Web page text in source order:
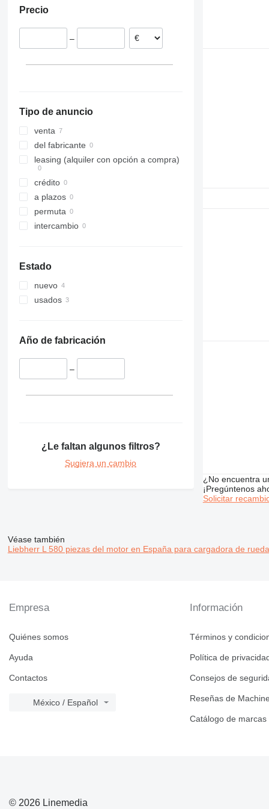
972
980
IT
Precio
–
Tipo de anuncio
venta
del fabricante
leasing (alquiler con opción a compra)
crédito
a plazos
permuta
intercambio
Estado
nuevo
usados
Año de fabricación
–
¿Le faltan algunos filtros?
Sugiera un cambio
¿No encuentra
¡Pregúntenos
Solicitar
Véase también
Liebherr L 580 piezas del motor en España para cargadora de
Empresa
Quiénes somos
Ayuda
Contactos
México / Español
Información
Términos y
Política de
Consejos de
Reseñas de
Catálogo de marcas
© 2026 Linemedia